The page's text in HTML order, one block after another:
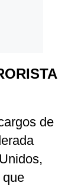
de
que